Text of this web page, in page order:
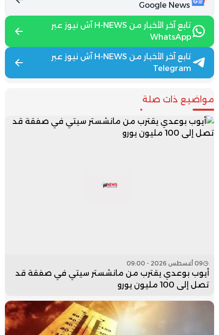
Google News
تابع آخر الأخبار من H-NEWS آش نيوز عبر
WhatsApp
تابع آخر الأخبار من H-NEWS آش نيوز عبر
Telegram
مواضيع ذات صلة
09 أغسطس 2026 - 09:00
أيوب بوعدي يقترب من مانشستر سيتي في صفقة قد
تصل إلى 100 مليون يورو